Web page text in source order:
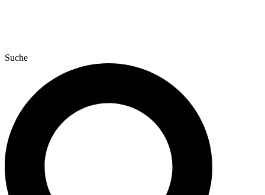
Suche